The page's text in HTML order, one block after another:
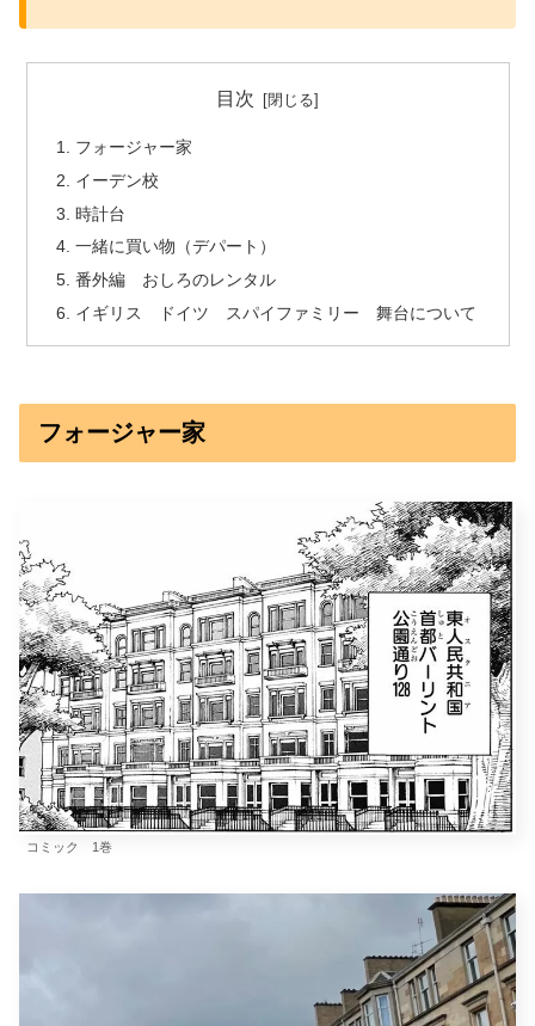
目次
フォージャー家
イーデン校
時計台
一緒に買い物（デパート）
番外編 おしろのレンタル
イギリス ドイツ スパイファミリー 舞台について
フォージャー家
コミック 1巻